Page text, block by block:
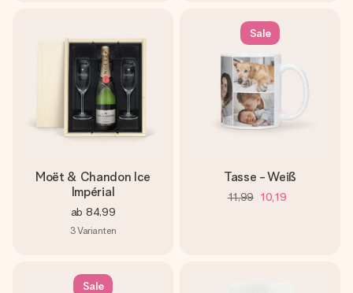
Moët & Chandon Ice
Impérial
ab 84,99
3Varianten
Sale
Tasse - Weiß
11,99 10,19
Sale